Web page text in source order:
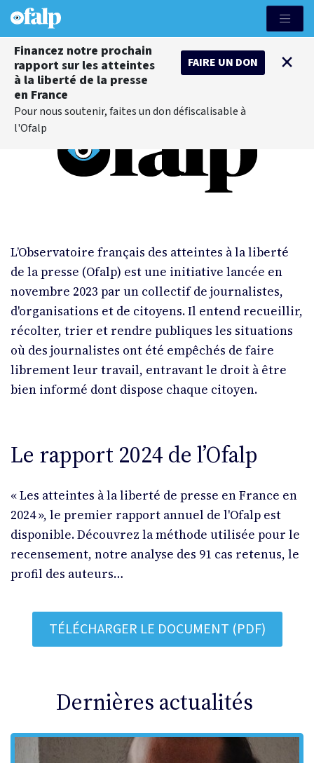
FAIRE UN DON
Financez notre prochain
rapport sur les atteintes
à la liberté de la presse
en France
Pour nous soutenir, faites un don défiscalisable à
l'Ofalp
×
L’Observatoire français des atteintes à la liberté
de la presse (Ofalp) est une initiative lancée en
novembre 2023 par un collectif de journalistes,
d'organisations et de citoyens. Il entend recueillir,
récolter, trier et rendre publiques les situations
où des journalistes ont été empêchés de faire
librement leur travail, entravant le droit à être
bien informé dont dispose chaque citoyen.
Le rapport 2024 de l’Ofalp
« Les atteintes à la liberté de presse en France en
2024 », le premier rapport annuel de l'Ofalp est
disponible. Découvrez la méthode utilisée pour le
recensement, notre analyse des 91 cas retenus, le
profil des auteurs…
TÉLÉCHARGER LE DOCUMENT (PDF)
Dernières actualités